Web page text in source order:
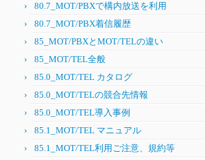
80.7_MOT/PBXで構内放送を利用
80.7_MOT/PBX着信履歴
85_MOT/PBXとMOT/TELの違い
85_MOT/TEL全般
85.0_MOT/TEL カタログ
85.0_MOT/TELの競合先情報
85.0_MOT/TEL導入事例
85.1_MOT/TEL マニュアル
85.1_MOT/TEL利用ご注意、規約等